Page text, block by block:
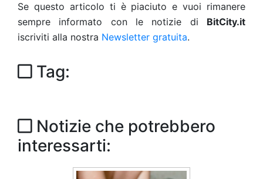
Se questo articolo ti è piaciuto e vuoi rimanere
sempre informato con le notizie di BitCity.it
iscriviti alla nostra Newsletter gratuita.
Tag:
Notizie che potrebbero
interessarti: